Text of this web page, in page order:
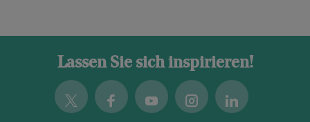
Lassen Sie sich inspirieren!
Twitter FacebookYoutubeInstagramLinkedin